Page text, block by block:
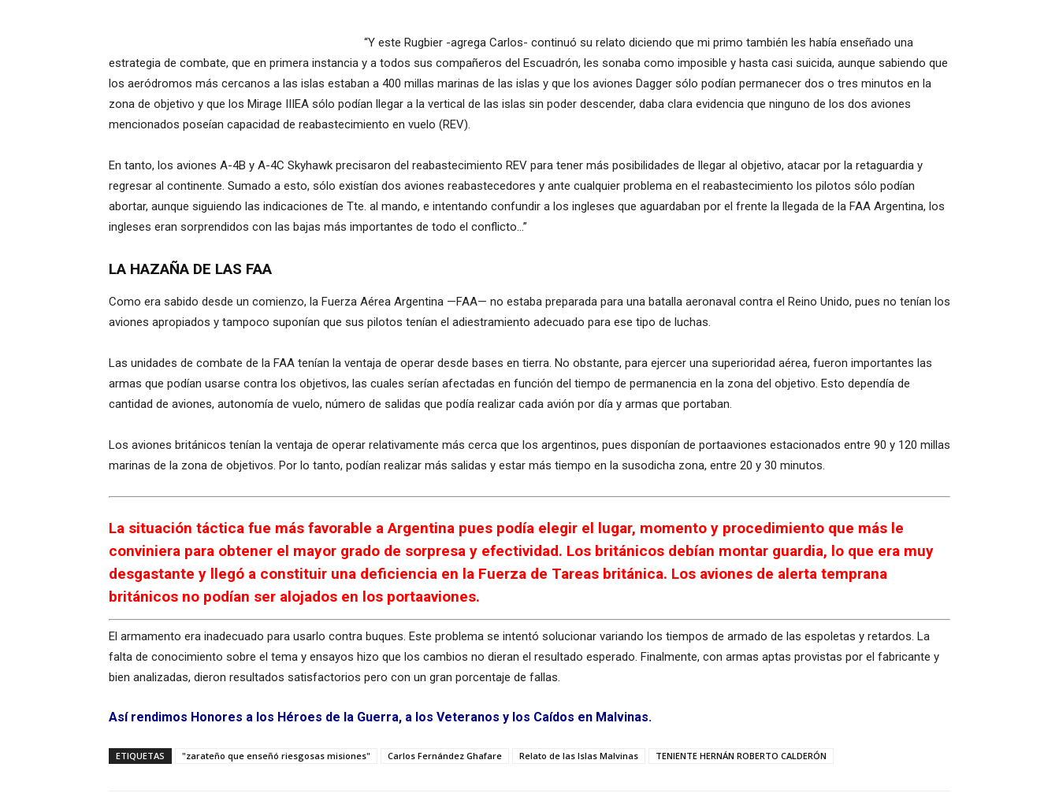
“Y este Rugbier -agrega Carlos- continuó su relato diciendo que mi primo también les había enseñado una
estrategia de combate, que en primera instancia y a todos sus compañeros del Escuadrón, les sonaba como imposible y hasta casi suicida, aunque sabiendo que
los aeródromos más cercanos a las islas estaban a 400 millas marinas de las islas y que los aviones Dagger sólo podían permanecer dos o tres minutos en la
zona de objetivo y que los Mirage IIIEA sólo podían llegar a la vertical de las islas sin poder descender, daba clara evidencia que ninguno de los dos aviones
mencionados poseían capacidad de reabastecimiento en vuelo (REV).
En tanto, los aviones A-4B y A-4C Skyhawk precisaron del reabastecimiento REV para tener más posibilidades de llegar al objetivo, atacar por la retaguardia y
regresar al continente. Sumado a esto, sólo existían dos aviones reabastecedores y ante cualquier problema en el reabastecimiento los pilotos sólo podían
abortar, aunque siguiendo las indicaciones de Tte. al mando, e intentando confundir a los ingleses que aguardaban por el frente la llegada de la FAA Argentina, los
ingleses eran sorprendidos con las bajas más importantes de todo el conflicto…”
LA HAZAÑA DE LAS FAA
Como era sabido desde un comienzo, la Fuerza Aérea Argentina —FAA— no estaba preparada para una batalla aeronaval contra el Reino Unido, pues no tenían los
aviones apropiados y tampoco suponían que sus pilotos tenían el adiestramiento adecuado para ese tipo de luchas.
Las unidades de combate de la FAA tenían la ventaja de operar desde bases en tierra. No obstante, para ejercer una superioridad aérea, fueron importantes las
armas que podían usarse contra los objetivos, las cuales serían afectadas en función del tiempo de permanencia en la zona del objetivo. Esto dependía de
cantidad de aviones, autonomía de vuelo, número de salidas que podía realizar cada avión por día y armas que portaban.
Los aviones británicos tenían la ventaja de operar relativamente más cerca que los argentinos, pues disponían de portaaviones estacionados entre 90 y 120 millas
marinas de la zona de objetivos. Por lo tanto, podían realizar más salidas y estar más tiempo en la susodicha zona, entre 20 y 30 minutos.
La situación táctica fue más favorable a Argentina pues podía elegir el lugar, momento y procedimiento que más le
conviniera para obtener el mayor grado de sorpresa y efectividad. Los británicos debían montar guardia, lo que era muy
desgastante y llegó a constituir una deficiencia en la Fuerza de Tareas británica. Los aviones de alerta temprana
británicos no podían ser alojados en los portaaviones.
El armamento era inadecuado para usarlo contra buques. Este problema se intentó solucionar variando los tiempos de armado de las espoletas y retardos. La
falta de conocimiento sobre el tema y ensayos hizo que los cambios no dieran el resultado esperado. Finalmente, con armas aptas provistas por el fabricante y
bien analizadas, dieron resultados satisfactorios pero con un gran porcentaje de fallas.
Así rendimos Honores a los Héroes de la Guerra, a los Veteranos y los Caídos en Malvinas.
ETIQUETAS "zarateño que enseñó riesgosas misiones" Carlos Fernández Ghafare Relato de las Islas Malvinas TENIENTE HERNÁN ROBERTO CALDERÓN